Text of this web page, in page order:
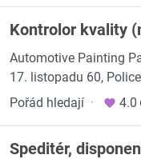
Kontrolor kvality
Automotive Painting
17. listopadu 60,
Pořád hledají · 4.0
Speditér,